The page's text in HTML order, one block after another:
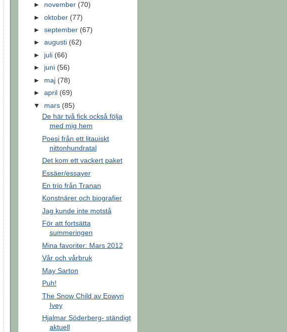
► november (70)
► oktober (77)
► september (67)
► augusti (62)
► juli (66)
► juni (56)
► maj (78)
► april (69)
▼ mars (85)
De här två fick också följa
med mig hem
Poesi från ett litauiskt
nittonhundratal
Det kom ett vackert paket
Essäer/essayer
En trio från Tranan
Konstnärer och biografier
Jag kunde inte motstå
För att fortsätta
summeringen
Mina favoriter: Mars 2012
Vår och vårbruk
May Sarton
Puh!
The Snow Child av Eowyn
Ivey
Hjalmar Söderberg- ständigt
aktuell